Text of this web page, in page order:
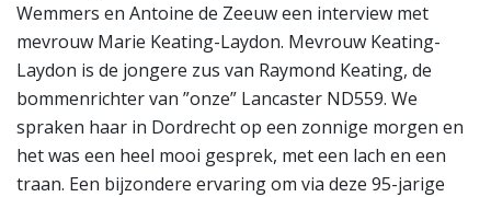
Wemmers en Antoine de Zeeuw een interview met
mevrouw Marie Keating-Laydon. Mevrouw Keating-
Laydon is de jongere zus van Raymond Keating, de
bommenrichter van ”onze” Lancaster ND559. We
spraken haar in Dordrecht op een zonnige morgen en
het was een heel mooi gesprek, met een lach en een
traan. Een bijzondere ervaring om via deze 95-jarige